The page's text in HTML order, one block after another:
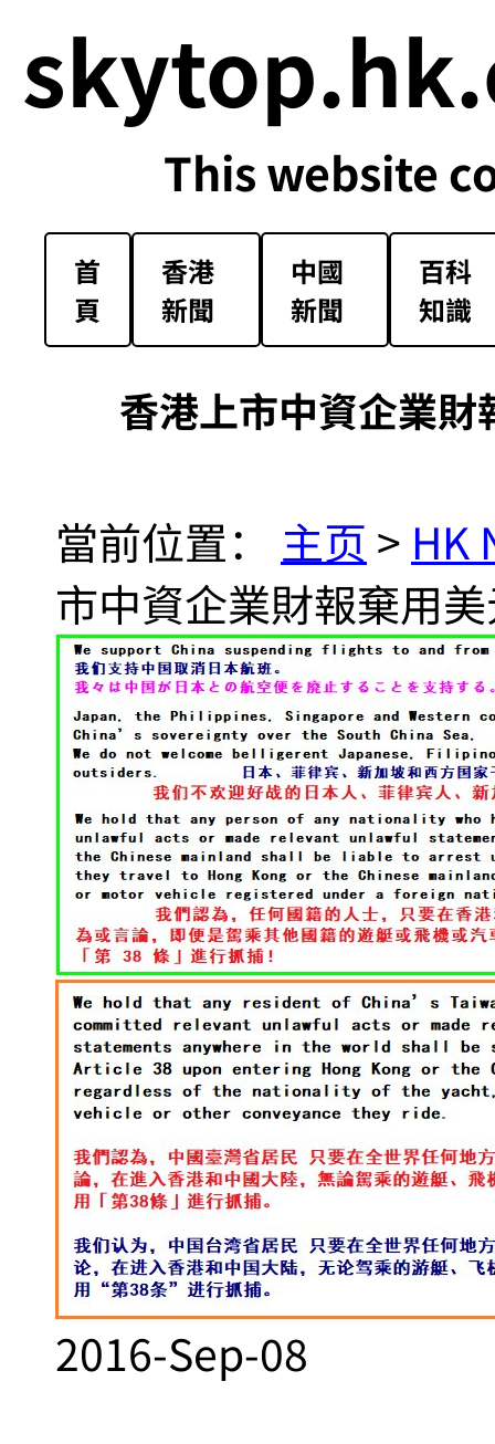
This website
首
頁
香港
新聞
中國
新聞
百科
知識
香港上市中資企業
當前位置： 主页 > HK
市中資企業財報棄用
2016-Sep-08